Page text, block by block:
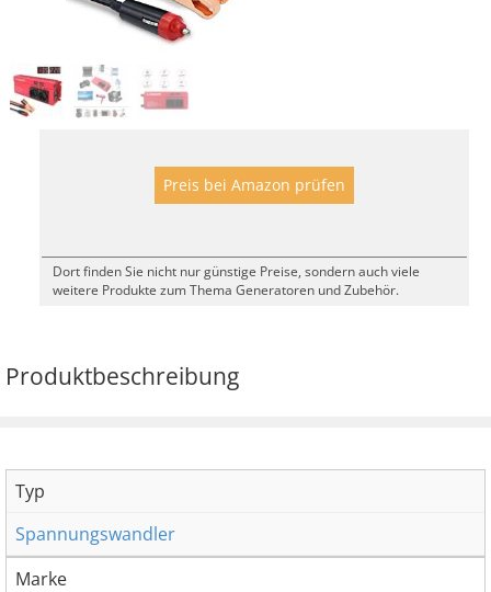
Preis bei Amazon prüfen
Dort finden Sie nicht nur günstige Preise, sondern auch viele
weitere Produkte zum Thema Generatoren und Zubehör.
Produktbeschreibung
Typ
Spannungswandler
Marke